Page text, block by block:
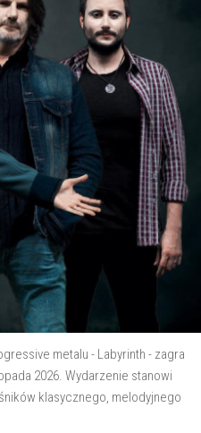
metalu - Labyrinth - zagra
2026. Wydarzenie stanowi
klasycznego, melodyjnego